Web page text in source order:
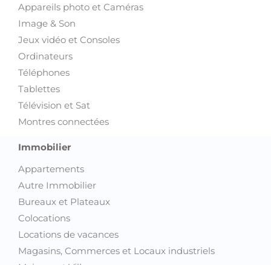
Appareils photo et Caméras
Image & Son
Jeux vidéo et Consoles
Ordinateurs
Téléphones
Tablettes
Télévision et Sat
Montres connectées
Immobilier
Appartements
Autre Immobilier
Bureaux et Plateaux
Colocations
Locations de vacances
Magasins, Commerces et Locaux industriels